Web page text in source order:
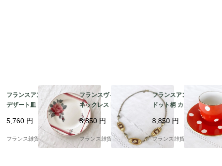
フランスアンティーク
デザート皿 |ディゴワ
ン・サルグミンヌ窯
（Digoin Sarreguemin
es ）ピンク色の薔薇と
グレーのチェック柄 | 1
5,760 円
フランス雑貨chouchou
フランスヴィンテージ
ネックレス | 【希少】
オレナ・パリ（OREN
A PARIS ）ブラウン×
ゴールドカラー シック
でエレガント |1900年
8,850 円
フランス雑貨chouchou
フランスアンティーク
ドット柄 カップ＆ソー
サー | ディゴワン・サ
ルグミンヌ窯 鮮やかな
朱赤 レトロな水玉模様
| 1920年頃 3
8,850 円
フランス雑貨chouchou